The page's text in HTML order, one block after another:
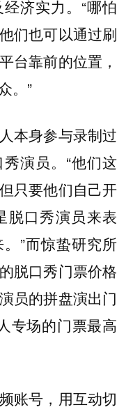
济实力。“哪怕
们也可以通过刷
台靠前的位置，
。”
本身参与录制过
演员。“他们这
只要他们自己开
脱口秀演员来表
”而惊蛰研究所
脱口秀门票价格
员的拼盘演出门
专场的门票最高
账号，用互动切